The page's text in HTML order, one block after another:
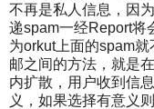
不再是私人信息，因
递spam一经Report将
为orkut上面的spam
邮之间的方法，就是
内扩散，用户收到信
义，如果选择有意义